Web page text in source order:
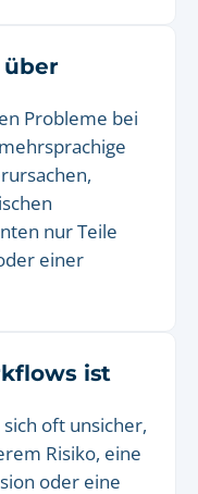
über
Probleme bei
nur Teile
einer
ist
oft unsicher,
Risiko, eine
oder eine